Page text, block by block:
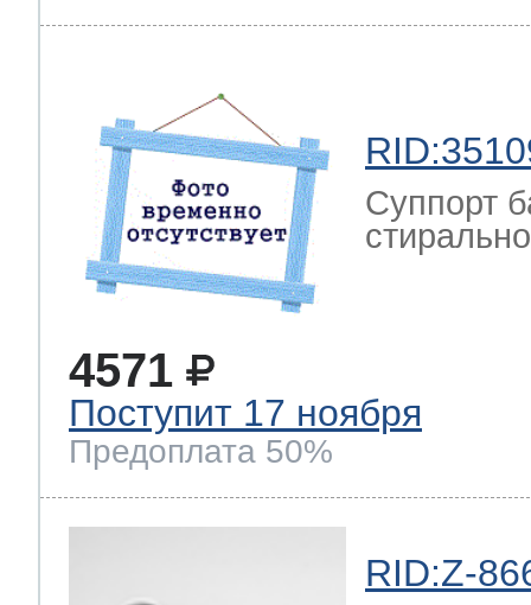
Суппорт
4571
Поступит 17 ноября
Предоплата 50%
RID:Z-